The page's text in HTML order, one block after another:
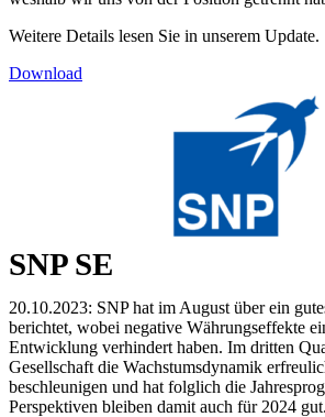
Weitere Details lesen Sie in unserem Update.
Download
SNP SE
20.10.2023: SNP hat im August über ein
berichtet, wobei negative Währungseffekte
Entwicklung verhindert haben. Im dritten
Gesellschaft die Wachstumsdynamik
beschleunigen und hat folglich die
Perspektiven bleiben damit auch für 2024